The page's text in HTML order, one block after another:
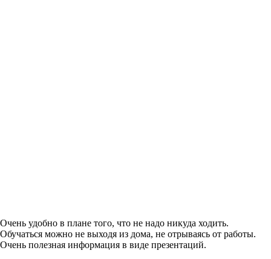
Очень удобно в плане того, что не надо никуда ходить.
Обучаться можно не выходя из дома, не отрываясь от работы.
Очень полезная информация в виде презентаций.